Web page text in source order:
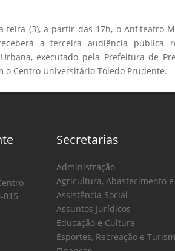
feira (3), a partir das 17h, o Anfiteatro
a terceira audiência pública
executado pela Prefeitura de
o Centro Universitário Toledo Prudente.
015
Secretarias
Administração
Agricultura, Abastecimento
Assistência Social
Assuntos Jurídicos
Educação e Cultura
Esportes, Recreação e